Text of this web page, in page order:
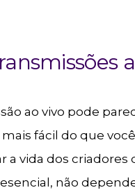
ao vivo pode
fácil do que
a vida dos
não